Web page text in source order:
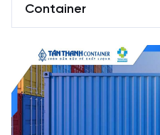
Container